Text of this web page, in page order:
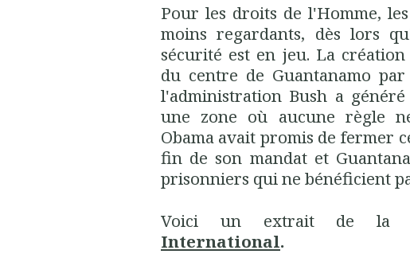
Pour les droits de l'Homme,
moins regardants, dès lors
sécurité est en jeu. La création
du centre de Guantanamo par
l'administration Bush a généré
une zone où aucune règle
Obama avait promis de fermer
fin de son mandat et
prisonniers qui ne bénéficient
Voici un extrait de la
International.